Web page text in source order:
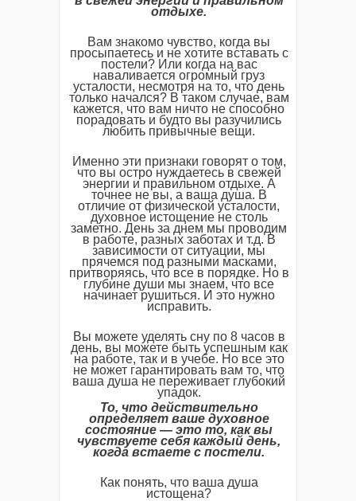
отдыхе.
Вам знакомо чувство, когда вы
просыпаетесь и не хотите вставать с
постели? Или когда на вас
наваливается огромный груз
усталости, несмотря на то, что день
только начался? В таком случае, вам
кажется, что вам ничто не способно
порадовать и будто вы разучились
любить привычные вещи.
Именно эти признаки говорят о том,
что вы остро нуждаетесь в свежей
энергии и правильном отдыхе. А
точнее не вы, а ваша душа. В
отличие от физической усталости,
духовное истощение не столь
заметно. День за днем мы проводим
в работе, разных заботах и т.д. В
зависимости от ситуации, мы
прячемся под разными масками,
притворяясь, что все в порядке. Но в
глубине души мы знаем, что все
начинает рушиться. И это нужно
исправить.
Вы можете уделять сну по 8 часов в
день, вы можете быть успешным как
на работе, так и в учебе. Но все это
не может гарантировать вам то, что
ваша душа не переживает глубокий
упадок.
То, что действительно
определяет ваше духовное
состояние — это то, как вы
чувствуете себя каждый день,
когда встаете с постели.
Как понять, что ваша душа
истощена?